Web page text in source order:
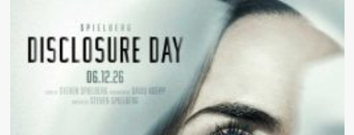
MANGUEBEAT
EM
CAXIAS